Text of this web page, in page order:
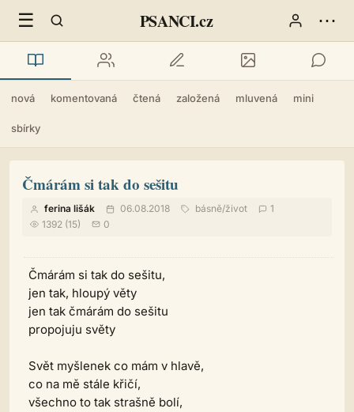
☰ PSANCI.cz ⋯
nová komentovaná čtená založená mluvená mini
sbírky
Čmárám si tak do sešitu
ferina lišák 06.08.2018 básně/život
1
1392 (15)
0
Čmárám si tak do sešitu,
jen tak, hloupý věty
jen tak čmárám do sešitu
propojuju světy
Svět myšlenek co mám v hlavě,
co na mě stále křičí,
všechno to tak strašně bolí,